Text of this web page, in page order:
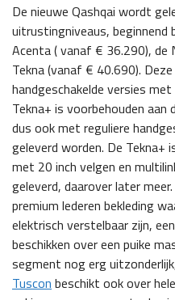
De nieuwe Qashqai wordt
uitrustingniveaus, beginnend
Acenta ( vanaf € 36.290), de
Tekna (vanaf € 40.690).
handgeschakelde versies
Tekna+ is voorbehouden aan
dus ook met reguliere
geleverd worden. De Tekna+
met 20 inch velgen en
geleverd, daarover later
premium lederen bekleding
elektrisch verstelbaar zijn,
beschikken over een puike
segment nog erg
Tuscon beschikt ook over